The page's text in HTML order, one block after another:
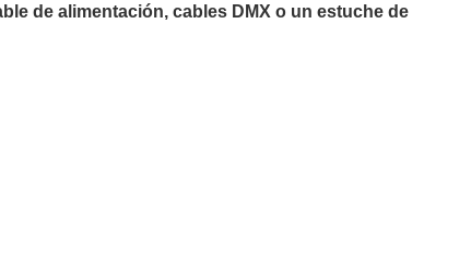
de alimentación, cables DMX o un estuche de